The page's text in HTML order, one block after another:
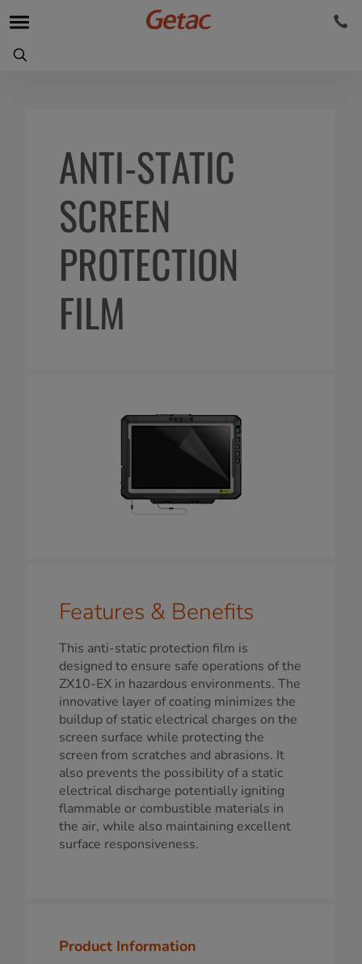
ANTI-STATIC
SCREEN
PROTECTION
FILM
Features & Benefits
This anti-static protection film is
designed to ensure safe operations of the
ZX10-EX in hazardous environments. The
innovative layer of coating minimizes the
buildup of static electrical charges on the
screen surface while protecting the
screen from scratches and abrasions. It
also prevents the possibility of a static
electrical discharge potentially igniting
flammable or combustible materials in
the air, while also maintaining excellent
surface responsiveness.
Product Information